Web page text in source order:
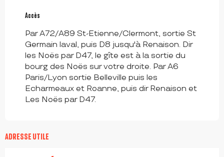
Accès
Accès
Par A72/A89 St-Etienne/Clermont, sortie St
Germain laval, puis D8 jusqu'à Renaison. Dir
les Noës par D47, le gîte est à la sortie du
bourg des Noës sur votre droite. Par A6
Paris/Lyon sortie Belleville puis les
Echarmeaux et Roanne, puis dir Renaison et
Les Noës par D47.
ADRESSE UTILE